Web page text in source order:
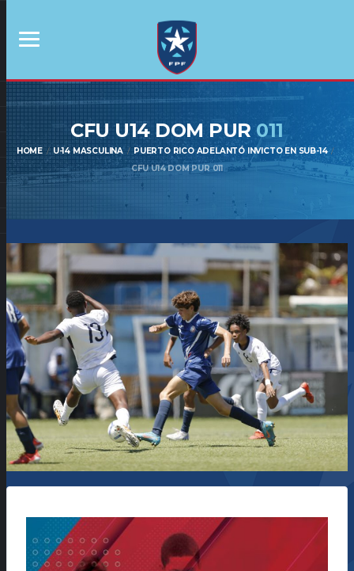
CFU U14 DOM PUR 011
HOME U-14 MASCULINA
PUERTO RICO ADELANTÓ INVICTO EN SUB-14
CFU U14 DOM PUR 011